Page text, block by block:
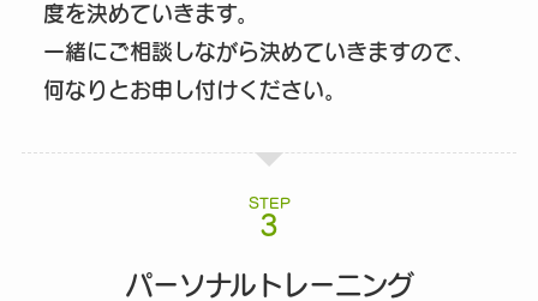
度を決めていきます。
一緒にご相談しながら決めていきますので、
何なりとお申し付けください。
STEP
パーソナルトレーニング